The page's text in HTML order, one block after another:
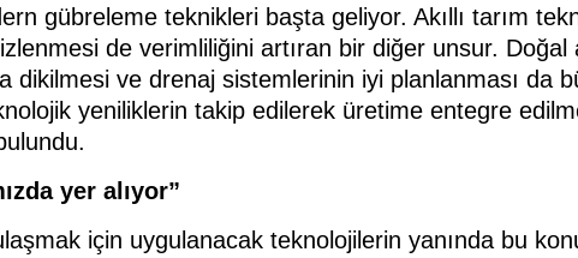
gübreleme teknikleri başta geliyor. Akıllı tarım
de verimliliğini artıran bir diğer unsur. Doğal
dikilmesi ve drenaj sistemlerinin iyi planlanması da
yeniliklerin takip edilerek üretime entegre
yer alıyor”
için uygulanacak teknolojilerin yanında bu